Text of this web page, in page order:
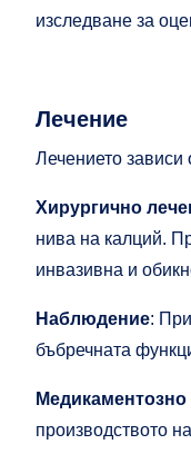
изследване за
Лечение
Лечението зависи
Хирургично
нива на калций.
инвазивна и
Наблюдение:
бъбречната
Медикаментозно
производството